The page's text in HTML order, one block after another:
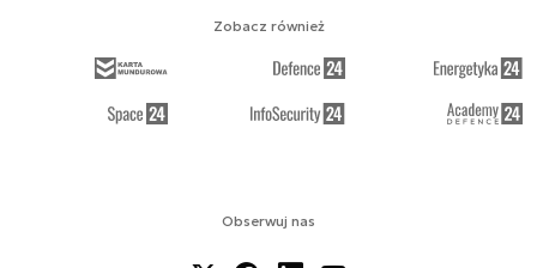
Obserwuj nas
Zobacz również